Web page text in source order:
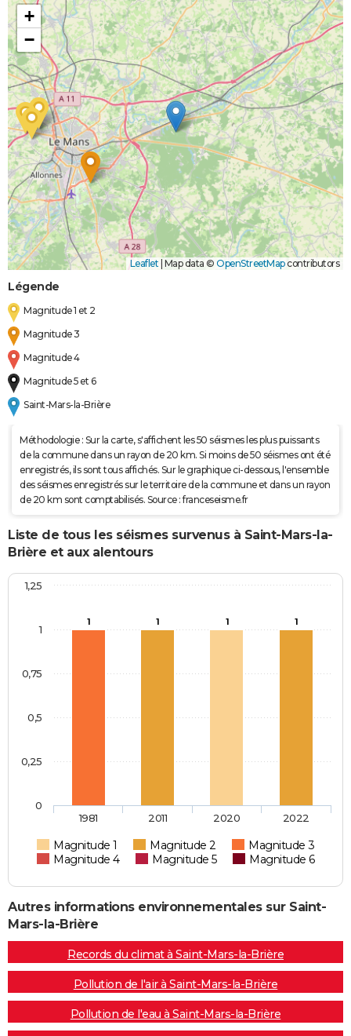
+
−
Leaflet Map data © OpenStreetMapcontributors
Légende
Magnitude 1 et 2
Magnitude 3
Magnitude 4
Magnitude 5 et 6
Saint-Mars-la-Brière
Méthodologie : Sur la carte, s'affichent les 50 séismes les plus puissants
de la commune dans un rayon de 20 km. Si moins de 50 séismes ont été
enregistrés, ils sont tous affichés. Sur le graphique ci-dessous, l'ensemble
des séismes enregistrés sur le territoire de la commune et dans un rayon
de 20 km sont comptabilisés. Source : franceseisme.fr
Liste de tous les séismes survenus à Saint-Mars-la-
Brière et aux alentours
1 1 1 1
Magnitude 1 Magnitude 2
Magnitude 3
Magnitude 4
Magnitude 5 Magnitude 6
1981 2011 2020 2022
0
0,25
0,5
0,75
1
1,25
Autres informations environnementales sur Saint-
Mars-la-Brière
Records du climat à Saint-Mars-la-Brière
Pollution de l'air à Saint-Mars-la-Brière
Pollution de l'eau à Saint-Mars-la-Brière